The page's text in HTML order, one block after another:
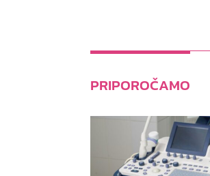
PRIPOROČAMO